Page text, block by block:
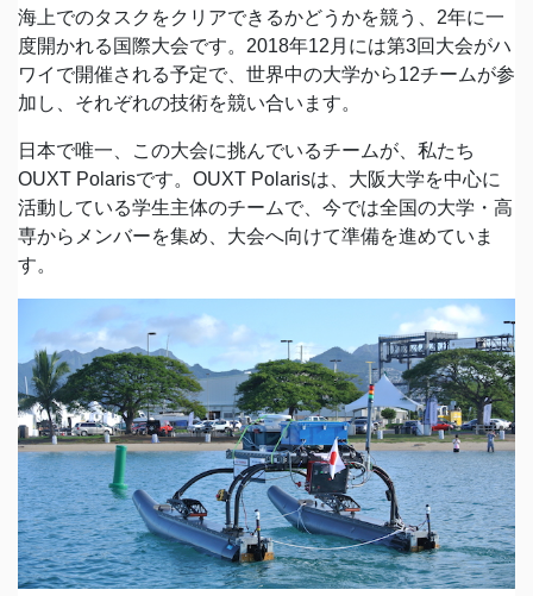
海上でのタスクをクリアできるかどうかを競う、2年に一
度開かれる国際大会です。2018年12月には第3回大会がハ
ワイで開催される予定で、世界中の大学から12チームが参
加し、それぞれの技術を競い合います。
日本で唯一、この大会に挑んでいるチームが、私たち
OUXT Polarisです。OUXT Polarisは、大阪大学を中心に
活動している学生主体のチームで、今では全国の大学・高
専からメンバーを集め、大会へ向けて準備を進めていま
す。